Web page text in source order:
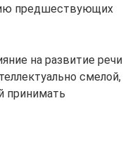
предшествующих
на развитие речи
смелой,
принимать